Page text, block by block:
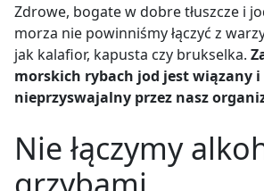
Zdrowe, bogate w dobre tłuszcze i
morza nie powinniśmy łączyć z
jak kalafior, kapusta czy brukselka.
morskich rybach jod jest wiązany i
nieprzyswajalny przez nasz
Nie łączymy